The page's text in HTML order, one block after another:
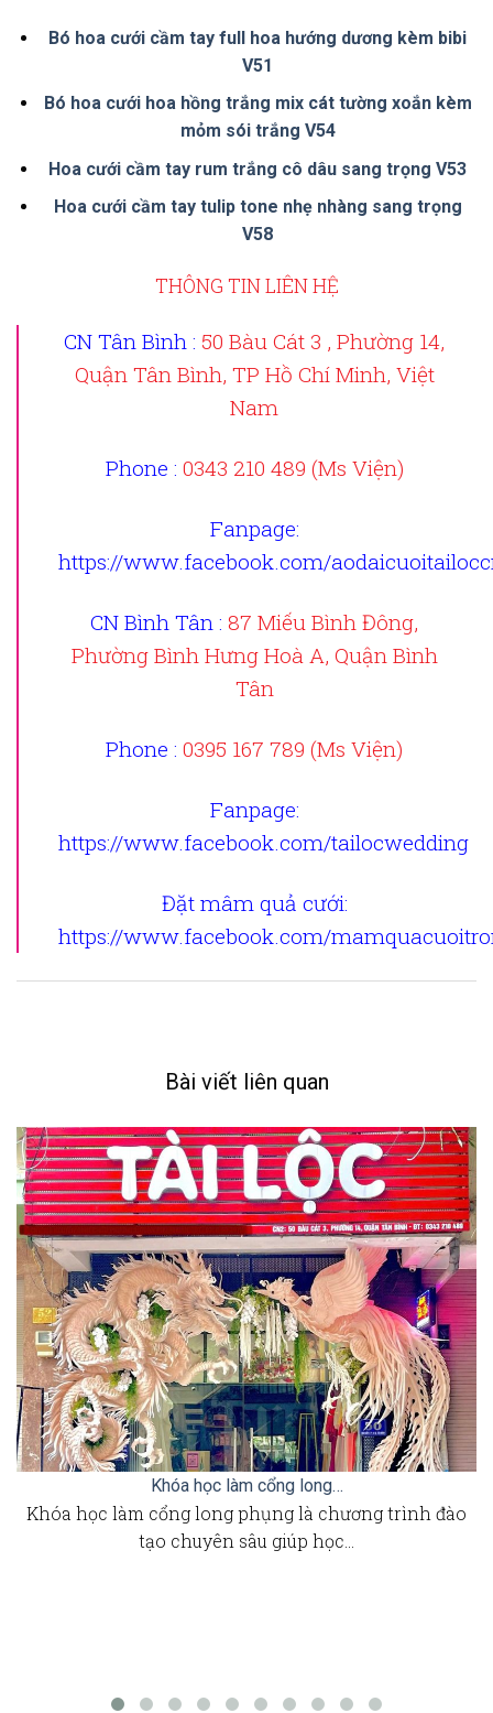
Bó hoa cưới cầm tay full hoa hướng dương kèm bibi
V51
Bó hoa cưới hoa hồng trắng mix cát tường xoắn kèm
mỏm sói trắng V54
Hoa cưới cầm tay rum trắng cô dâu sang trọng V53
Hoa cưới cầm tay tulip tone nhẹ nhàng sang trọng
V58
THÔNG TIN LIÊN HỆ
CN Tân Bình : 50 Bàu Cát 3 , Phường 14,
Quận Tân Bình, TP Hồ Chí Minh, Việt
Nam
Phone : 0343 210 489 (Ms Viện)
Fanpage:
https://www.facebook.com/
CN Bình Tân : 87 Miếu Bình Đông,
Phường Bình Hưng Hoà A, Quận Bình
Tân
Phone : 0395 167 789 (Ms Viện)
Fanpage:
https://www.facebook.com/tailocwedding
Đặt mâm quả cưới:
https://www.facebook.com/
Bài viết liên quan
Khóa học làm cổng long…
Khóa học làm cổng long phụng là chương trình đào
tạo chuyên sâu giúp học…